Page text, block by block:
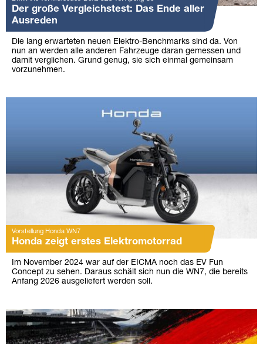
Der große Vergleichstest: Das Ende aller
Ausreden
Die lang erwarteten neuen Elektro-Benchmarks sind da. Von
nun an werden alle anderen Fahrzeuge daran gemessen und
damit verglichen. Grund genug, sie sich einmal gemeinsam
vorzunehmen.
Vorstellung Honda WN7
Honda zeigt erstes Elektromotorrad
Im November 2024 war auf der EICMA noch das EV Fun
Concept zu sehen. Daraus schält sich nun die WN7, die bereits
Anfang 2026 ausgeliefert werden soll.